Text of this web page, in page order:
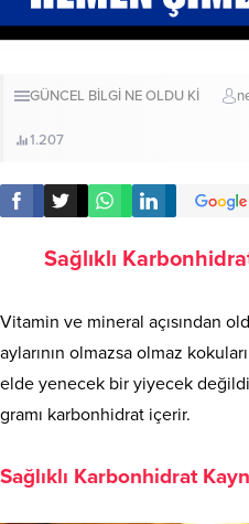
GÜNCEL BİLGİ NE OLDU Kİ
1.207
Sağlıklı
Vitamin ve mineral açısından
aylarının olmazsa olmaz
elde yenecek bir yiyecek
gramı karbonhidrat içerir.
Sağlıklı Karbonhidrat